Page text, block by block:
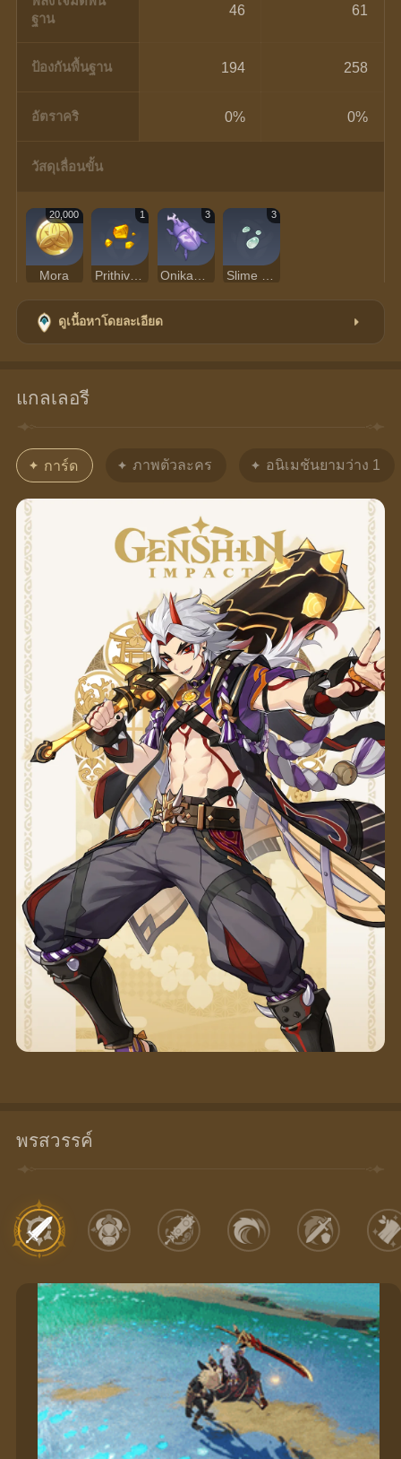
ฐาน
46 61
ป้องกันพื้นฐาน 194 258
อัตราคริ 0% 0%
วัสดุเลื่อนขั้น
20,000
Mora
1
Prithiva Topaz Silver
3 3
ดูเนื้อหาโดยละเอียด
แกลเลอรี
การ์ด ภาพตัวละคร อนิเมชันยามว่าง 1
พรสวรรค์